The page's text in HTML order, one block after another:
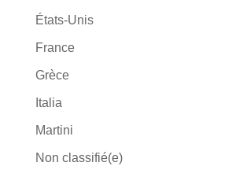
États-Unis
France
Grèce
Italia
Martini
Non classifié(e)